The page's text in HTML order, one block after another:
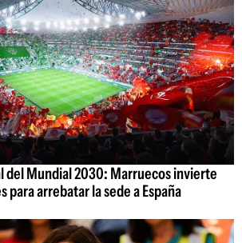
del Mundial 2030: Marruecos invierte
para arrebatar la sede a España